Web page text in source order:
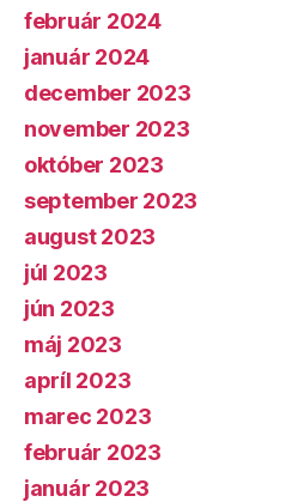
február 2024
január 2024
december 2023
november 2023
október 2023
september 2023
august 2023
júl 2023
jún 2023
máj 2023
apríl 2023
marec 2023
február 2023
január 2023